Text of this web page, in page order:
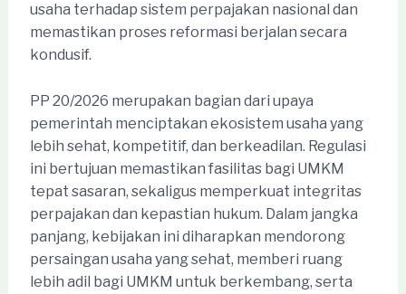
usaha terhadap sistem perpajakan nasional dan
memastikan proses reformasi berjalan secara
kondusif.
PP 20/2026 merupakan bagian dari upaya
pemerintah menciptakan ekosistem usaha yang
lebih sehat, kompetitif, dan berkeadilan. Regulasi
ini bertujuan memastikan fasilitas bagi UMKM
tepat sasaran, sekaligus memperkuat integritas
perpajakan dan kepastian hukum. Dalam jangka
panjang, kebijakan ini diharapkan mendorong
persaingan usaha yang sehat, memberi ruang
lebih adil bagi UMKM untuk berkembang, serta